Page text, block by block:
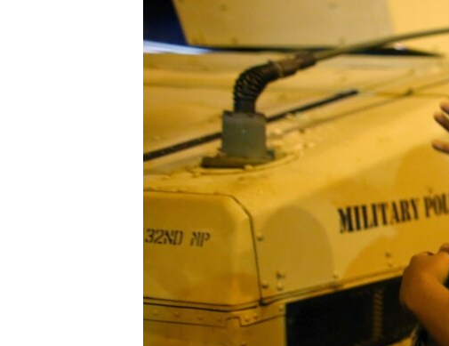
ПОДПИШИТЕСЬ НА РАССЫЛКУ